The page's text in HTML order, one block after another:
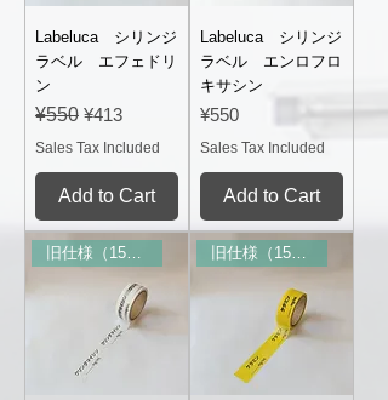
Labeluca シリンジ
ラベル エフェドリ
ン
Regular Price
¥550 Sale Price
¥413
Sales Tax Included
Add to Cart
Labeluca シリンジ
ラベル エンロフロ
キサシン
Price
¥550
Sales Tax Included
Add to Cart